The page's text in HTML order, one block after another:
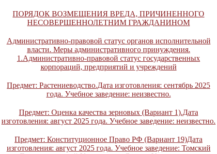
ПОРЯДОК ВОЗМЕЩЕНИЯ ВРЕДА, ПРИЧИНЕННОГО
НЕСОВЕРШЕННОЛЕТНИМ ГРАЖДАНИНОМ
Административно-правовой статус органов исполнительной
власти. Меры административного принуждения.
1.Административно-правовой статус государственных
корпораций, предприятий и учреждений
Предмет: Растениеводство.Дата изготовления: сентябрь 2025
года. Учебное заведение: неизвестно.
Предмет: Оценка качества зерновых (Вариант 1).Дата
изготовления: август 2025 года. Учебное заведение: неизвестно.
Предмет: Конституционное Право РФ (Вариант 19)Дата
изготовления: август 2025 года. Учебное заведение: Томский